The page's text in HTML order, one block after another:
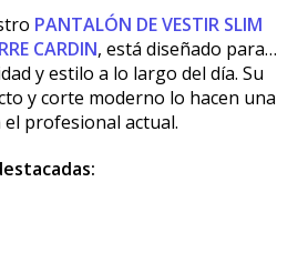
PANTALÓN DE VESTIR SLIM
CARDIN, está diseñado para
y estilo a lo largo del día. Su
y corte moderno lo hacen una
profesional actual.